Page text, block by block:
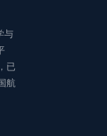
与
已
航